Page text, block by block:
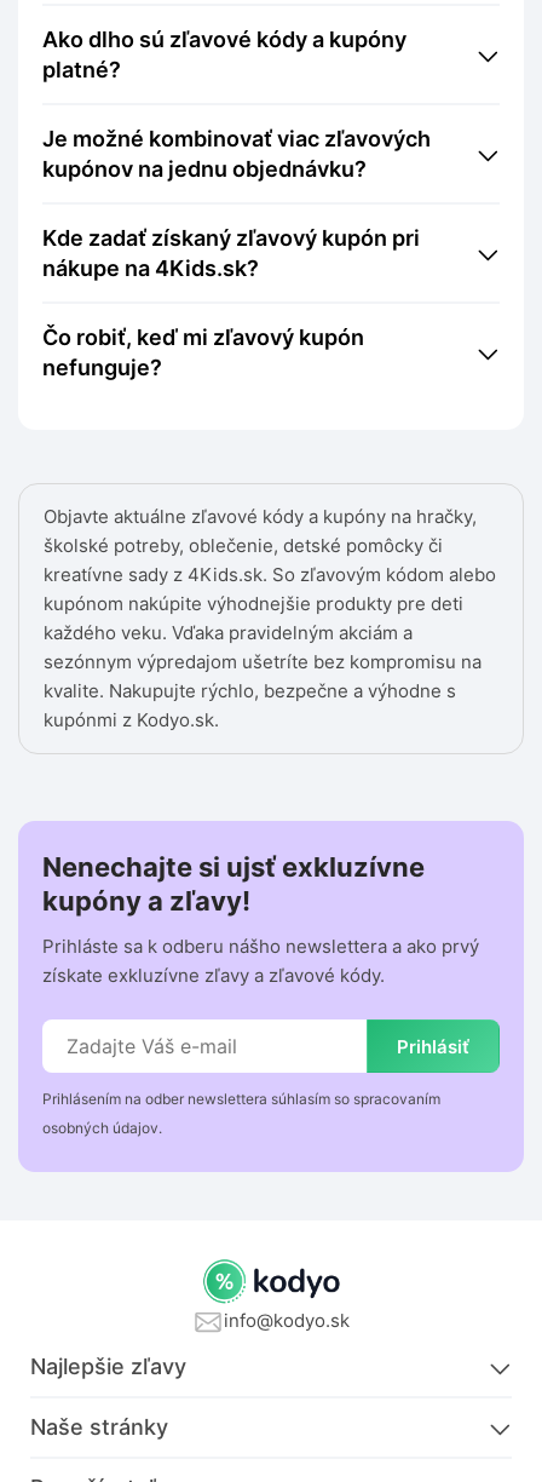
Objavte aktuálne zľavové kódy a kupóny na hračky,
školské potreby, oblečenie, detské pomôcky či
kreatívne sady z 4Kids.sk. So zľavovým kódom alebo
kupónom nakúpite výhodnejšie produkty pre deti
každého veku. Vďaka pravidelným akciám a
sezónnym výpredajom ušetríte bez kompromisu na
kvalite. Nakupujte rýchlo, bezpečne a výhodne s
kupónmi z Kodyo.sk.
Ako dlho sú zľavové kódy a kupóny
platné?
Je možné kombinovať viac zľavových
kupónov na jednu objednávku?
Kde zadať získaný zľavový kupón pri
nákupe na 4Kids.sk?
Čo robiť, keď mi zľavový kupón
nefunguje?
Nenechajte si ujsť exkluzívne
kupóny a zľavy!
Prihláste sa k odberu nášho newslettera a ako prvý
získate exkluzívne zľavy a zľavové kódy.
Prihlásiť
Prihlásením na odber newslettera súhlasím so spracovaním
osobných údajov.
info@kodyo.sk
Najlepšie zľavy
Naše stránky